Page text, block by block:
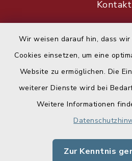
Wir weisen darauf hin, dass
Cookies einsetzen, um eine
Website zu ermöglichen. Die
weiterer Dienste wird bei
Weitere Informationen
Zur Kenntnis
Kontakt
Cookie-